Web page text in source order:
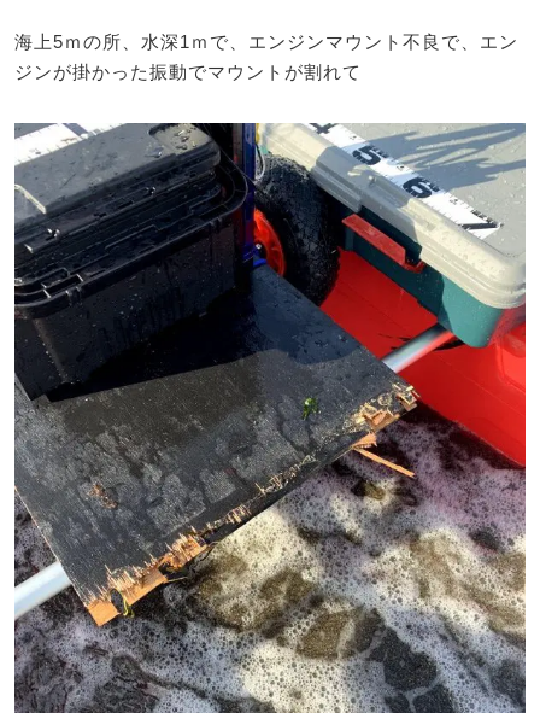
海上5ｍの所、水深1ｍで、エンジンマウント不良で、エン
ジンが掛かった振動でマウントが割れて